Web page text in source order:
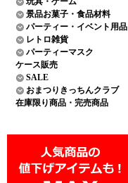
景品お菓子・食品材料
パーティー・イベント用品
レトロ雑貨
パーティーマスク
ケース販売
SALE
おまつりきっちんクラブ
在庫限り商品・完売商品